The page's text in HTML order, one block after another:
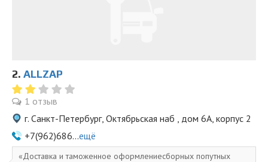
2. ALLZAP
1 отзыв
г. Санкт-Петербург, Октябрьская наб , дом 6А, корпус 2
+7(962)686...ещё
Доставка и таможенное оформлениесборных попутных